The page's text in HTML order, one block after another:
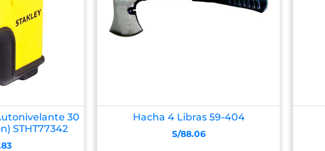
30
STHT77342
Hacha 4 Libras 59-404
S/88.06